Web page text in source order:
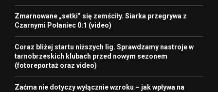
Zmarnowane „setki” się zemściły. Siarka przegrywa z
Czarnymi Połaniec 0:1 (video)
Coraz bliżej startu niższych lig. Sprawdzamy nastroje w
tarnobrzeskich klubach przed nowym sezonem
(fotoreportaż oraz video)
Zaćma nie dotyczy wyłącznie wzroku – jak wpływa na